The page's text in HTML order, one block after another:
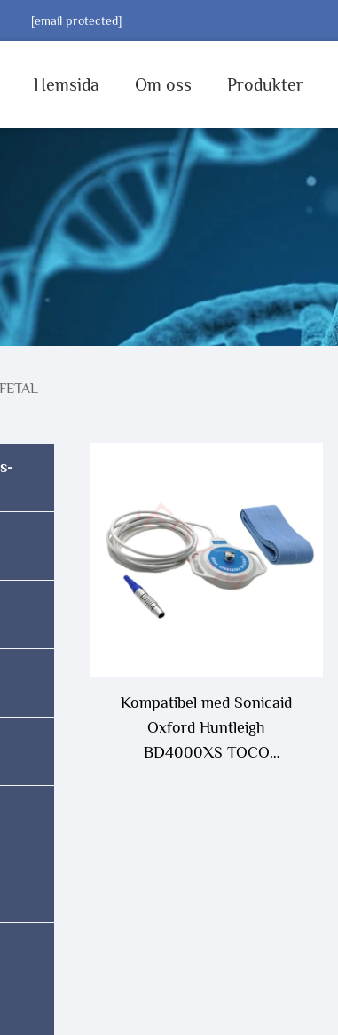
[email protected]
Hemsida Om oss Produkter
FETAL
Kompatibel med Sonicaid
Oxford Huntleigh
BD4000XS TOCO